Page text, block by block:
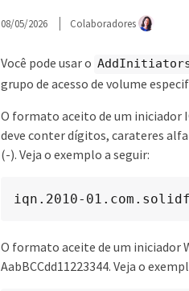
08/05/2026 Colaboradores
Você pode usar o
grupo de acesso de volume
O formato aceito de um iniciador
deve conter dígitos, carateres
(-). Veja o exemplo a seguir:
iqn.2010-
O formato aceite de um iniciador
AabBCCdd11223344. Veja o